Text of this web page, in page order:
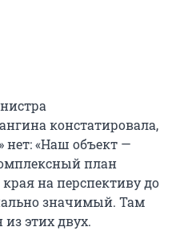
констатировала,
нет: «Наш объект —
план
на перспективу до
значимый. Там
из этих двух.